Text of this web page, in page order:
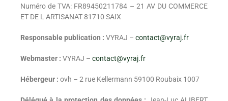
Numéro de TVA: FR89450211784 – 21 AV DU COMMERCE
ET DE L ARTISANAT 81710 SAIX
Responsable publication : VYRAJ – contact@vyraj.fr
Webmaster : VYRAJ – contact@vyraj.fr
Hébergeur : ovh – 2 rue Kellermann 59100 Roubaix 1007